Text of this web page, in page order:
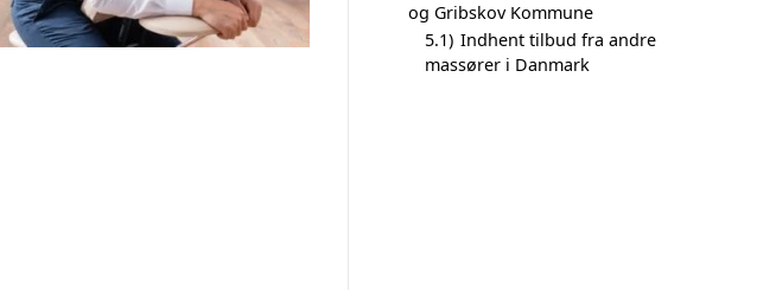
og Gribskov Kommune
5.1) Indhent tilbud fra andre
massører i Danmark